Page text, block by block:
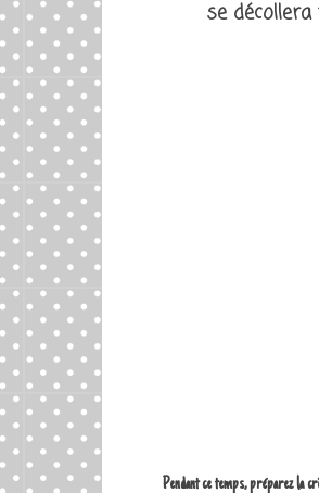
se
Pendant ce temps, préparez la